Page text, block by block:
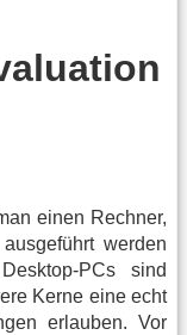
einen Rechner,
werden
PCs sind
Kerne eine echt
erlauben. Vor